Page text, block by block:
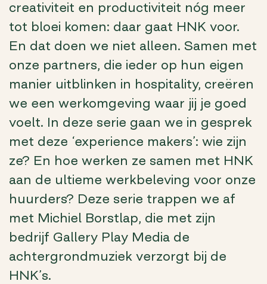
creativiteit en productiviteit nóg meer
tot bloei komen: daar gaat HNK voor.
En dat doen we niet alleen. Samen met
onze partners, die ieder op hun eigen
manier uitblinken in hospitality, creëren
we een werkomgeving waar jij je goed
voelt. In deze serie gaan we in gesprek
met deze ‘experience makers’: wie zijn
ze? En hoe werken ze samen met HNK
aan de ultieme werkbeleving voor onze
huurders? Deze serie trappen we af
met Michiel Borstlap, die met zijn
bedrijf Gallery Play Media de
achtergrondmuziek verzorgt bij de
HNK’s.